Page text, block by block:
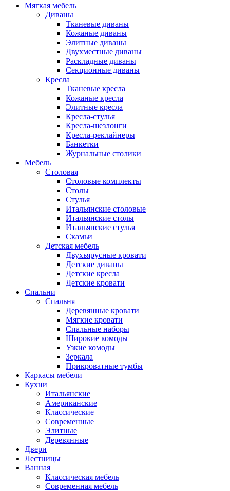
Мягкая мебель
Диваны
Тканевые диваны
Кожаные диваны
Элитные диваны
Двухместные диваны
Раскладные диваны
Секционные диваны
Кресла
Тканевые кресла
Кожаные кресла
Элитные кресла
Кресла-стулья
Кресла-шезлонги
Кресла-реклайнеры
Банкетки
Журнальные столики
Мебель
Столовая
Столовые комплекты
Столы
Стулья
Итальянские столовые
Итальянские столы
Итальянские стулья
Скамьи
Детская мебель
Двухъярусные кровати
Детские диваны
Детские кресла
Детские кровати
Спальни
Спальня
Деревянные кровати
Мягкие кровати
Спальные наборы
Широкие комоды
Узкие комоды
Зеркала
Прикроватные тумбы
Каркасы мебели
Кухни
Итальянские
Американские
Классические
Современные
Элитные
Деревянные
Двери
Лестницы
Ванная
Классическая мебель
Современная мебель